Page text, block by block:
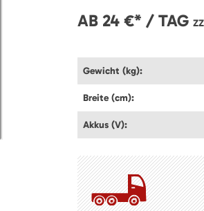
AB 24 €* / TAG
Gewicht (kg):
Breite (cm):
Akkus (V):